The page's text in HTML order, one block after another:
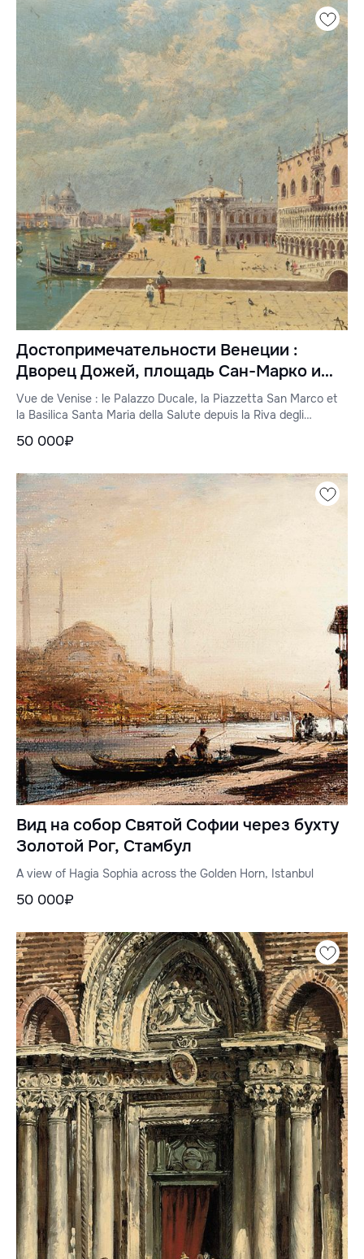
Достопримечательности Венеции :
Дворец Дожей, площадь Сан-Марко и
базилика Санта-Мария-делла-Салюте,
Рива дельи Скьявони
Vue de Venise : le Palazzo Ducale, la Piazzetta San Marco et
la Basilica Santa Maria della Salute depuis la Riva degli
50 000₽
Вид на собор Святой Софии через бухту
Золотой Рог, Стамбул
A view of Hagia Sophia across the Golden Horn, Istanbul
50 000₽